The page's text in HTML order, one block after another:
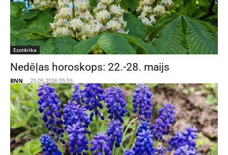
Ezotērika
Nedēļas horoskops: 22.-28. maijs
BNN - 25.05.2026 05:55